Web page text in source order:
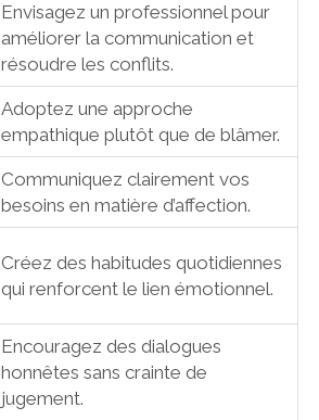
Envisagez un professionnel pour
améliorer la communication et
résoudre les conflits.
Adoptez une approche
empathique plutôt que de blâmer.
Communiquez clairement vos
besoins en matière d’affection.
Créez des habitudes quotidiennes
qui renforcent le lien émotionnel.
Encouragez des dialogues
honnêtes sans crainte de
jugement.